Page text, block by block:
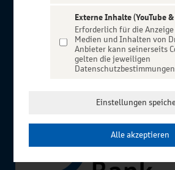
Service für alle Kunden der BBBank. Auf
Portal finden Sie Tickets für
Musicals und Shows, die Fußball-
Champions League und die Europa
In Zusammenarbeit mit
Externe Inhalte (YouTube
Erforderlich für die
Medien und Inhalten von
Anbieter kann seinerseits
gelten die jeweiligen
Einstellungen
Alle akzeptieren